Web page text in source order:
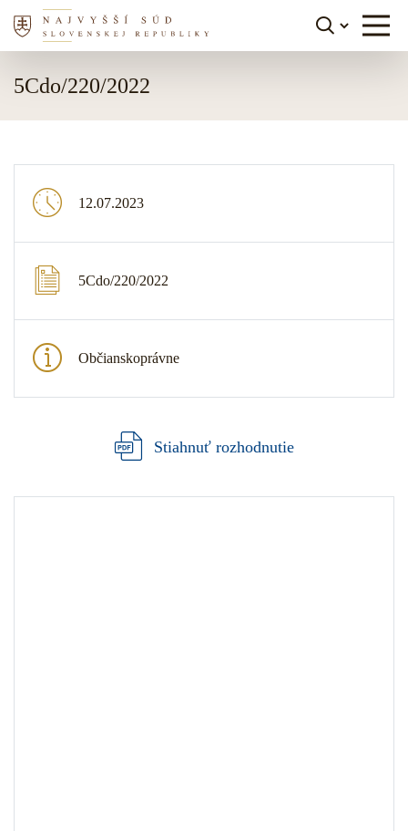
5Cdo/220/2022
12.07.2023
5Cdo/220/2022
Občianskoprávne
Stiahnuť rozhodnutie